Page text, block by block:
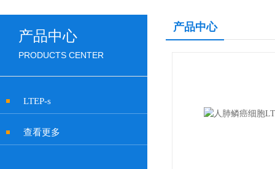
产品中心
PRODUCTS CENTER
LTEP-s
查看更多
产品中心